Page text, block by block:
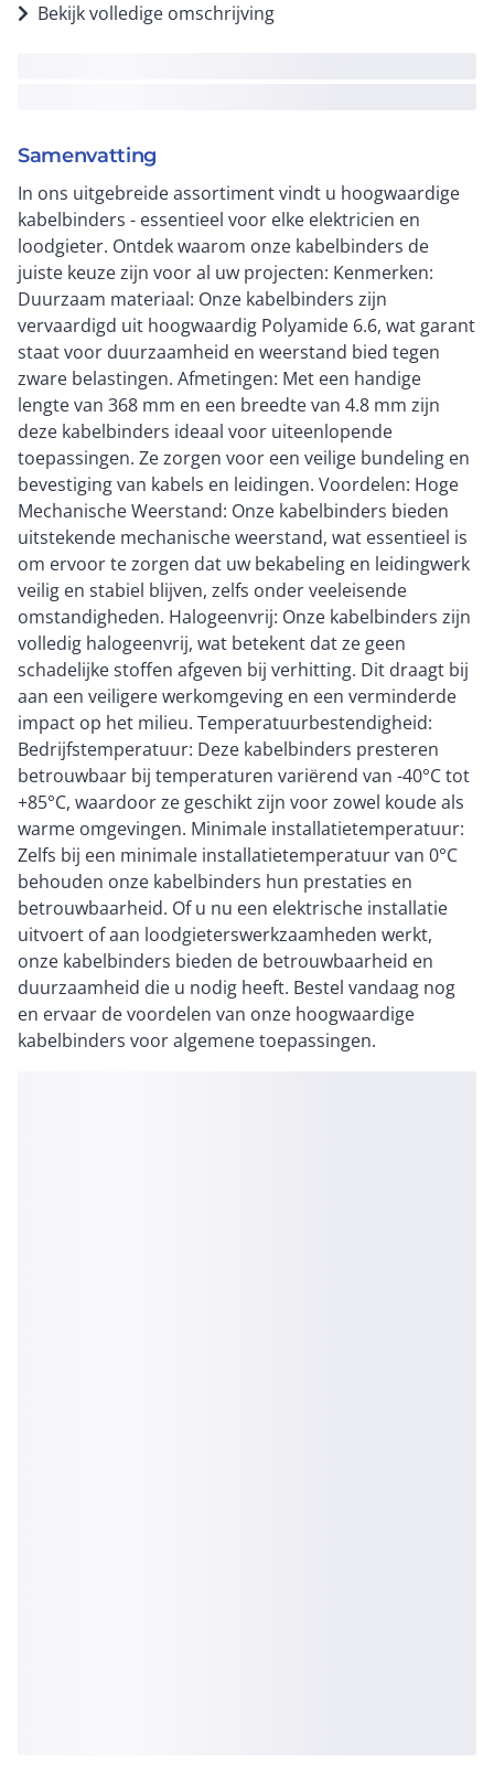
Bekijk volledige omschrijving
Samenvatting
In ons uitgebreide assortiment vindt u hoogwaardige
kabelbinders - essentieel voor elke elektricien en
loodgieter. Ontdek waarom onze kabelbinders de
juiste keuze zijn voor al uw projecten: Kenmerken:
Duurzaam materiaal: Onze kabelbinders zijn
vervaardigd uit hoogwaardig Polyamide 6.6, wat garant
staat voor duurzaamheid en weerstand bied tegen
zware belastingen. Afmetingen: Met een handige
lengte van 368 mm en een breedte van 4.8 mm zijn
deze kabelbinders ideaal voor uiteenlopende
toepassingen. Ze zorgen voor een veilige bundeling en
bevestiging van kabels en leidingen. Voordelen: Hoge
Mechanische Weerstand: Onze kabelbinders bieden
uitstekende mechanische weerstand, wat essentieel is
om ervoor te zorgen dat uw bekabeling en leidingwerk
veilig en stabiel blijven, zelfs onder veeleisende
omstandigheden. Halogeenvrij: Onze kabelbinders zijn
volledig halogeenvrij, wat betekent dat ze geen
schadelijke stoffen afgeven bij verhitting. Dit draagt bij
aan een veiligere werkomgeving en een verminderde
impact op het milieu. Temperatuurbestendigheid:
Bedrijfstemperatuur: Deze kabelbinders presteren
betrouwbaar bij temperaturen variërend van -40°C tot
+85°C, waardoor ze geschikt zijn voor zowel koude als
warme omgevingen. Minimale installatietemperatuur:
Zelfs bij een minimale installatietemperatuur van 0°C
behouden onze kabelbinders hun prestaties en
betrouwbaarheid. Of u nu een elektrische installatie
uitvoert of aan loodgieterswerkzaamheden werkt,
onze kabelbinders bieden de betrouwbaarheid en
duurzaamheid die u nodig heeft. Bestel vandaag nog
en ervaar de voordelen van onze hoogwaardige
kabelbinders voor algemene toepassingen.